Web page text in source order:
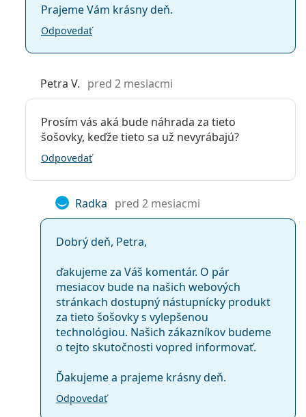
PureVision
Biofinity
Soflens 59
Extreme H2O 54%
Extreme H2O 59% Thin
Extreme H2O 59% Xtra
Zeiss Contact Day 30 Spheric
Výroba kontaktných šošoviek Lenjoy Monthly Day &
Najčastejšie sa predáva s roztokomVantio Multi-
Purpose 360 ml s puzdrom
Ide o zdravotnícku pomôcku. Pred použitím si
Prajeme Vám krásny deň.
Odpovedať
Petra V. pred 2 mesiacmi
Prosím vás aká bude náhrada za tieto
šošovky, keďže tieto sa už nevyrábajú?
Odpovedať
Radka pred 2 mesiacmi
Dobrý deň, Petra,
ďakujeme za Váš komentár. O pár
mesiacov bude na našich webových
stránkach dostupný nástupnícky produkt
za tieto šošovky s vylepšenou
technológiou. Našich zákazníkov budeme
o tejto skutočnosti vopred informovať.
Ďakujeme a prajeme krásny deň.
Odpovedať